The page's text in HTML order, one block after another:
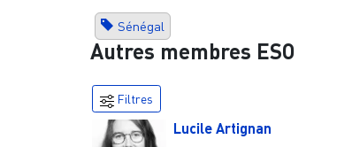
Sénégal
Autres membres ESO
Filtres
Lucile Artignan